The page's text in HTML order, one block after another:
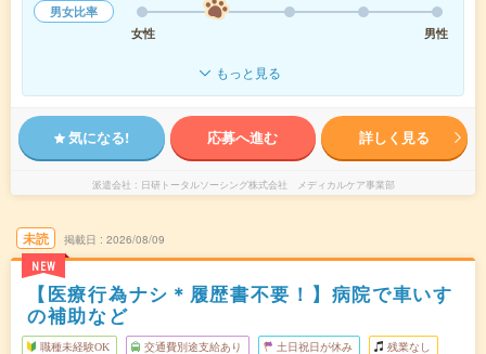
男女比率
女性
男性
もっと見る
気になる! 応募へ進む 詳しく見る
派遣会社 日研トータルソーシング株式会社 メディカルケア事業部
未読
NEW
掲載日 2026/08/09
【医療行為ナシ＊履歴書不要！】病院で車いす
の補助など
職種未経験OK 交通費別途支給あり 土日祝日が休み 残業なし